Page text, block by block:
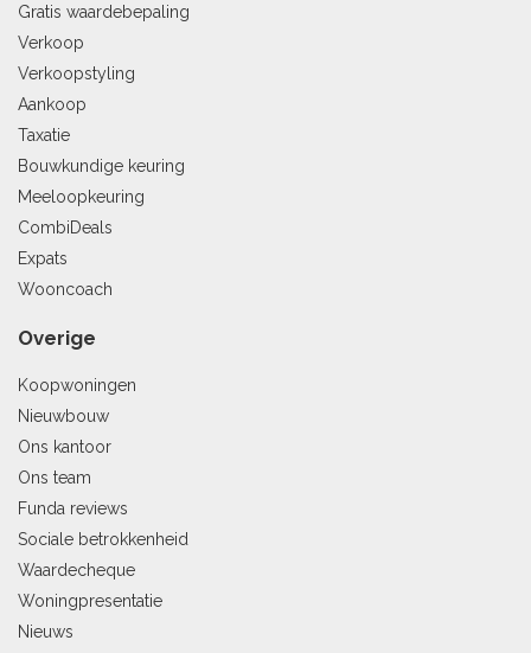
Gratis waardebepaling
Verkoop
Verkoopstyling
Aankoop
Taxatie
Bouwkundige keuring
Meeloopkeuring
CombiDeals
Expats
Wooncoach
Overige
Koopwoningen
Nieuwbouw
Ons kantoor
Ons team
Funda reviews
Sociale betrokkenheid
Waardecheque
Woningpresentatie
Nieuws